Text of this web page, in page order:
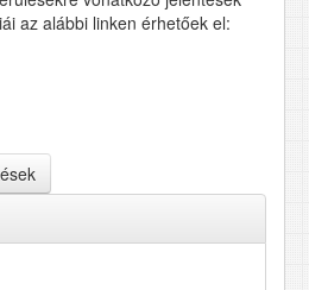
az alábbi linken érhetőek el: